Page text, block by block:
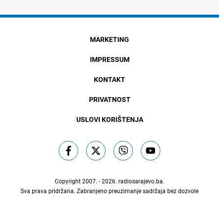
MARKETING
IMPRESSUM
KONTAKT
PRIVATNOST
USLOVI KORIŠTENJA
Copyright 2007. - 2026. radiosarajevo.ba.
Sva prava pridržana. Zabranjeno preuzimanje sadržaja bez dozvole